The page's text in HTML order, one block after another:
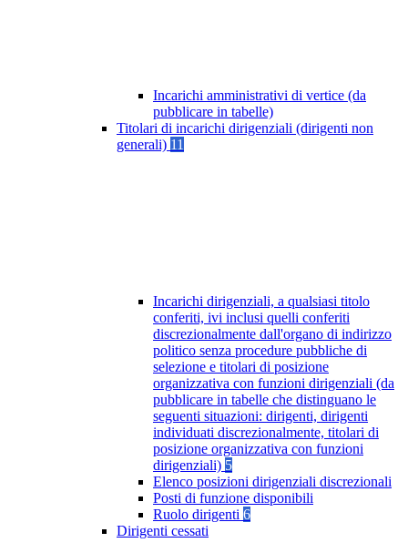
Incarichi amministrativi di vertice (da
pubblicare in tabelle)
Titolari di incarichi dirigenziali (dirigenti non
generali) 11
Incarichi dirigenziali, a qualsiasi titolo
conferiti, ivi inclusi quelli conferiti
discrezionalmente dall'organo di indirizzo
politico senza procedure pubbliche di
selezione e titolari di posizione
organizzativa con funzioni dirigenziali (da
pubblicare in tabelle che distinguano le
seguenti situazioni: dirigenti, dirigenti
individuati discrezionalmente, titolari di
posizione organizzativa con funzioni
dirigenziali) 5
Elenco posizioni dirigenziali discrezionali
Posti di funzione disponibili
Ruolo dirigenti 6
Dirigenti cessati